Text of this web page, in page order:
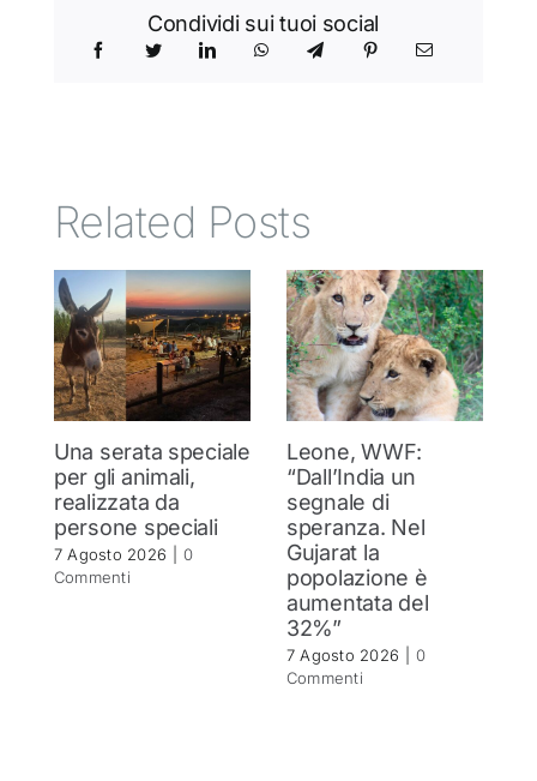
Condividi sui tuoi social
Related Posts
Una serata speciale
per gli animali,
realizzata da
persone speciali
7 Agosto 2026
0
Commenti
Leone, WWF:
“Dall’India un
segnale di
speranza. Nel
Gujarat la
popolazione è
aumentata del
32%”
7 Agosto 2026
0
Commenti